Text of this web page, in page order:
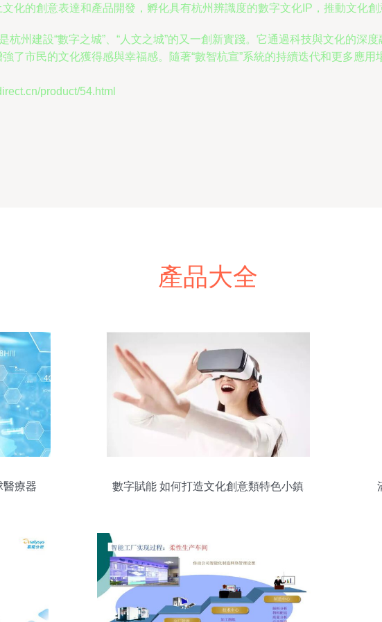
化的創意表達和產品開發，孵化具有杭州辨識度的數字文化IP，推動文化創
杭州建設“數字之城”、“人文之城”的又一創新實踐。它通過科技與文化的深
了市民的文化獲得感與幸福感。隨著“數智杭宣”系統的持續迭代和更多應
product/54.html
產品大全
醫療器
數字賦能 如何打造文化創意類特色小鎮